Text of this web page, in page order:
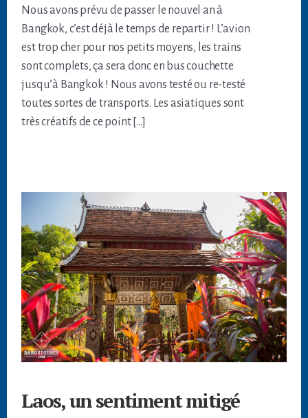
Nous avons prévu de passer le nouvel an à
Bangkok, c’est déjà le temps de repartir ! L’avion
est trop cher pour nos petits moyens, les trains
sont complets, ça sera donc en bus couchette
jusqu’à Bangkok ! Nous avons testé ou re-testé
toutes sortes de transports. Les asiatiques sont
très créatifs de ce point […]
Laos, un sentiment mitigé